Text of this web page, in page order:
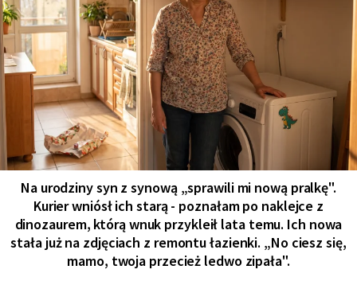
Na urodziny syn z synową „sprawili mi nową pralkę".
Kurier wniósł ich starą - poznałam po naklejce z
dinozaurem, którą wnuk przykleił lata temu. Ich nowa
stała już na zdjęciach z remontu łazienki. „No ciesz się,
mamo, twoja przecież ledwo zipała".